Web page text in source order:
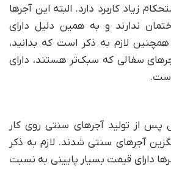
زیاد کاربرد دارد. البته این آجر‌ها
ندارند و به همین دلیل دارای
لازم به ذکر است که بدانید،
سفالی که سبک‌تر هستند، دارای
پس از تولید آجر‌های سنتی روی کار
آجر‌های سنتی شدند. لازم به ذکر
دارای قیمت بسیار پایینی به نسبت